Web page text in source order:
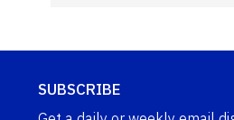
SUBSCRIBE